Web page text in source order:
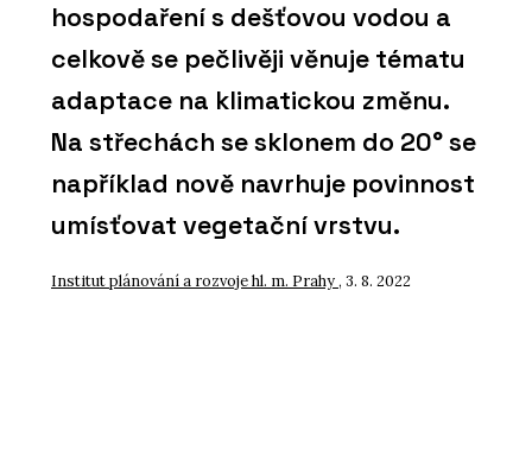
hospodaření s dešťovou vodou a
celkově se pečlivěji věnuje tématu
adaptace na klimatickou změnu.
Na střechách se sklonem do 20° se
například nově navrhuje povinnost
umísťovat vegetační vrstvu.
Institut plánování a rozvoje hl. m. Prahy, 3. 8. 2022